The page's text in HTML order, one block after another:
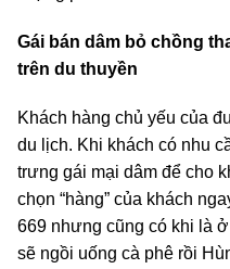
Gái bán dâm bỏ chồng
trên du thuyền
Khách hàng chủ yếu của
du lịch. Khi khách có nhu
trưng gái mại dâm để cho
chọn “hàng” của khách
669 nhưng cũng có khi là
sẽ ngồi uống cà phê rồi